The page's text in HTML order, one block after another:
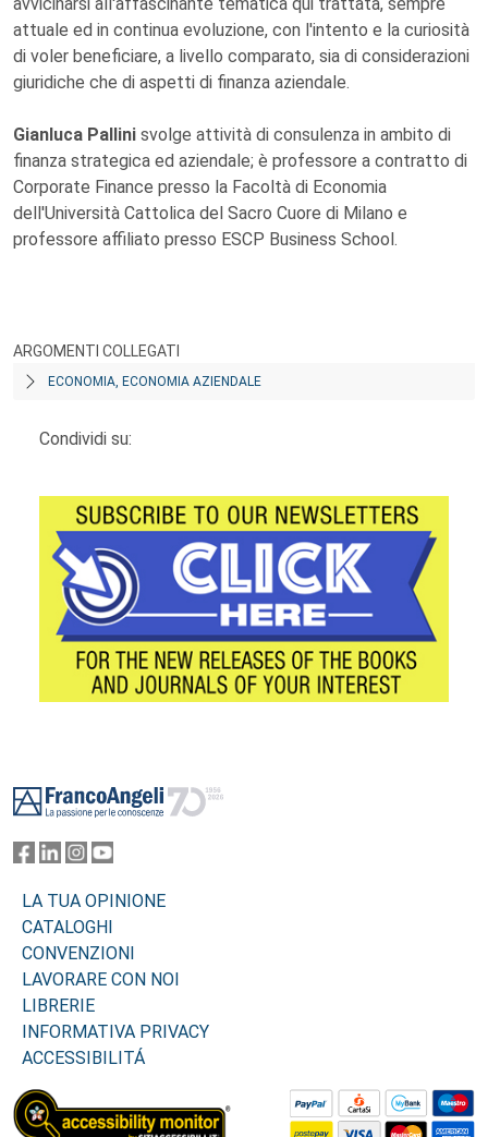
attuale ed in continua evoluzione, con l'intento e la curiosità
di voler beneficiare, a livello comparato, sia di considerazioni
giuridiche che di aspetti di finanza aziendale.
Gianluca Pallini svolge attività di consulenza in ambito di
finanza strategica ed aziendale; è professore a contratto di
Corporate Finance presso la Facoltà di Economia
dell'Università Cattolica del Sacro Cuore di Milano e
professore affiliato presso ESCP Business School.
ARGOMENTI COLLEGATI
ECONOMIA, ECONOMIA AZIENDALE
Condividi su:
LA TUA OPINIONE
CATALOGHI
CONVENZIONI
LAVORARE CON NOI
LIBRERIE
INFORMATIVA PRIVACY
ACCESSIBILITÁ